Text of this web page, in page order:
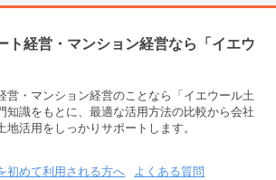
ト経営・マンション経営なら「イエウ
営・マンション経営のことなら「イエウール土
知識をもとに、最適な活用方法の比較から会社
地活用をしっかりサポートします。
初めて利用される方へ
よくある質問